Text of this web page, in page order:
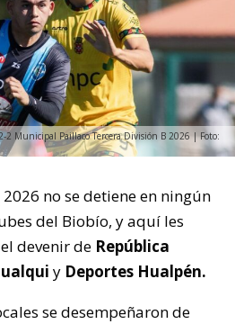
Municipal Paillaco Tercera División B 2026 | Foto:
2026 no se detiene en ningún
del Biobío, y aquí les
devenir de República
y Deportes Hualpén.
se desempeñaron de